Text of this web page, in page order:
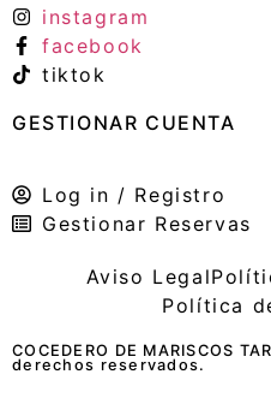
instagram
facebook
tiktok
GESTIONAR CUENTA
Log in / Registro
Gestionar Reservas
Aviso Legal
Política
COCEDERO DE MARISCOS
derechos reservados.